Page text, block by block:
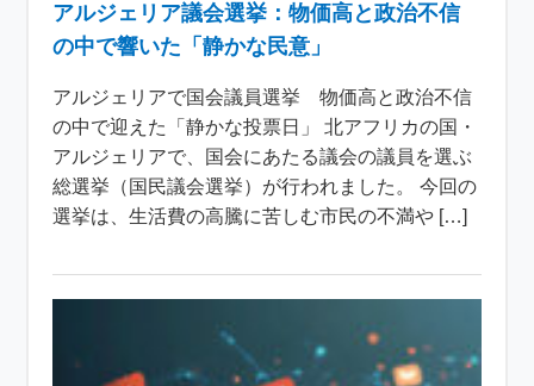
アルジェリア議会選挙：物価高と政治不信
の中で響いた「静かな民意」
アルジェリアで国会議員選挙 物価高と政治不信
の中で迎えた「静かな投票日」 北アフリカの国・
アルジェリアで、国会にあたる議会の議員を選ぶ
総選挙（国民議会選挙）が行われました。 今回の
選挙は、生活費の高騰に苦しむ市民の不満や […]